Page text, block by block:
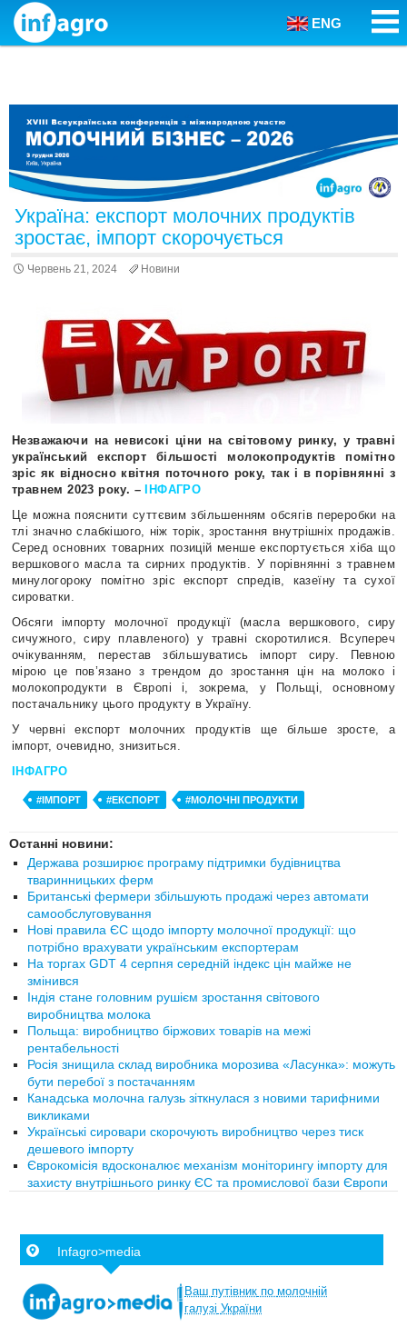
Skip to content
ENG
Україна: експорт молочних продуктів
зростає, імпорт скорочується
Червень 21, 2024 Новини
Незважаючи на невисокі ціни на світовому ринку, у травні
український експорт більшості молокопродуктів помітно
зріс як відносно квітня поточного року, так і в порівнянні з
травнем 2023 року. –
ІНФАГРО
Це можна пояснити суттєвим збільшенням обсягів переробки на
тлі значно слабкішого, ніж торік, зростання внутрішніх продажів.
Серед основних товарних позицій менше експортується хіба що
вершкового масла та сирних продуктів. У порівнянні з травнем
минулогороку помітно зріс експорт спредів, казеїну та сухої
сироватки.
Обсяги імпорту молочної продукції (масла вершкового, сиру
сичужного, сиру плавленого) у травні скоротилися. Всупереч
очікуванням, перестав збільшуватись імпорт сиру. Певною
мірою це пов’язано з трендом до зростання цін на молоко і
молокопродукти в Європі і, зокрема, у Польщі, основному
постачальнику цього продукту в Україну.
У червні експорт молочних продуктів ще більше зросте, а
імпорт, очевидно, знизиться.
ІНФАГРО
#ІМПОРТ #ЕКСПОРТ #МОЛОЧНІ ПРОДУКТИ
Останні новини:
Держава розширює програму підтримки будівництва
тваринницьких ферм
Британські фермери збільшують продажі через автомати
самообслуговування
Нові правила ЄС щодо імпорту молочної продукції: що
потрібно врахувати українським експортерам
На торгах GDT 4 серпня середній індекс цін майже не
змінився
Індія стане головним рушієм зростання світового
виробництва молока
Польща: виробництво біржових товарів на межі
рентабельності
Росія знищила склад виробника морозива «Ласунка»: можуть
бути перебої з постачанням
Канадська молочна галузь зіткнулася з новими тарифними
викликами
Українські сировари скорочують виробництво через тиск
дешевого імпорту
Єврокомісія вдосконалює механізм моніторингу імпорту для
захисту внутрішнього ринку ЄС та промислової бази Європи
Infagro>media
Ваш путівник по молочній
галузі України